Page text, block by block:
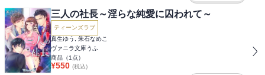
三人の社長～淫らな純愛に囚われて～
ティーンズラブ
真生ゆう, 朱石なめこ
ヴァニラ文庫うふ
商品（1 点）
¥550 (税込)